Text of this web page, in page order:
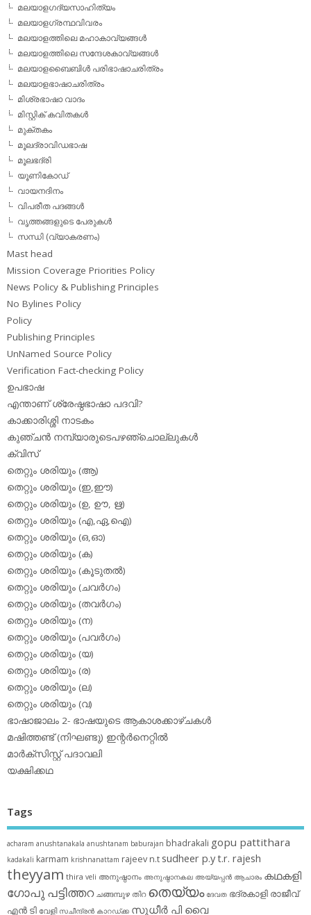
മലയാളഗദ്യസാഹിത്യം
മലയാളഗ്രന്ഥവിവരം
മലയാളത്തിലെ മഹാകാവ്യങ്ങള്‍
മലയാളത്തിലെ സന്ദേശകാവ്യങ്ങള്‍
മലയാളബൈബിള്‍ പരിഭാഷാചരിത്രം
മലയാളഭാഷാചരിത്രം
മിശ്രഭാഷാ വാദം
മിസ്റ്റിക് കവിതകള്‍
മുക്തകം
മൂലദ്രാവിഡഭാഷ
മൂലഭദ്രി
യൂണികോഡ്
വായനദിനം
വിപരീത പദങ്ങള്‍
വൃത്തങ്ങളുടെ പേരുകള്‍
സന്ധി (വ്യാകരണം)
Mast head
Mission Coverage Priorities Policy
News Policy & Publishing Principles
No Bylines Policy
Policy
Publishing Principles
UnNamed Source Policy
Verification Fact-checking Policy
ഉപഭാഷ
എന്താണ് ശ്രേഷ്ഠഭാഷാ പദവി?
കാക്കാരിശ്ശി നാടകം
കുഞ്ചന്‍ നമ്പ്യാരുടെപഴഞ്ചൊല്ലുകള്‍
ക്വിസ്
തെറ്റും ശരിയും (ആ)
തെറ്റും ശരിയും (ഇ,ഈ)
തെറ്റും ശരിയും (ഉ, ഊ, ഋ)
തെറ്റും ശരിയും (എ,ഏ,ഐ)
തെറ്റും ശരിയും (ഒ,ഓ)
തെറ്റും ശരിയും (ക)
തെറ്റും ശരിയും (കൂടുതല്‍)
തെറ്റും ശരിയും (ചവര്‍ഗം)
തെറ്റും ശരിയും (തവര്‍ഗം)
തെറ്റും ശരിയും (ന)
തെറ്റും ശരിയും (പവര്‍ഗം)
തെറ്റും ശരിയും (യ)
തെറ്റും ശരിയും (ര)
തെറ്റും ശരിയും (ല)
തെറ്റും ശരിയും (വ)
ഭാഷാജാലം 2- ഭാഷയുടെ ആകാശക്കാഴ്ചകള്‍
മഷിത്തണ്ട് (നിഘണ്ടു) ഇന്റര്‍നെറ്റില്‍
മാര്‍ക്‌സിസ്റ്റ് പദാവലി
യക്ഷിക്കഥ
Tags
acharam anushtanakala anushtanam baburajan bhadrakali gopu pattithara
kadakali karmam krishnanattam rajeev n.t sudheer p.yt.r. rajesh
theyyam thira veli അനുഷ്ഠാനം അനുഷ്ഠാനകല അയ്യപ്പന്‍ ആചാരം കഥകളി
ഗോപു പട്ടിത്തറ ചങ്ങമ്പുഴ തിറ തെയ്യം ദേവത ഭദ്രകാളി രാജീവ്
എൻ ടി വേളി സചീന്ദ്രന്‍ കാറഡ്ക്ക സുധീര്‍ പി വൈ